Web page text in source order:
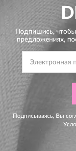
Подпишись,
предложениях,
Подписываясь, Вы